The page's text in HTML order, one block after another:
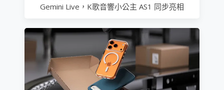
Gemini Live，K歌音響小公主 AS1 同步亮相